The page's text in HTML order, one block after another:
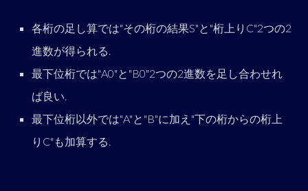
各桁の足し算では"その桁の結果S"と"桁上りC"2つの2
進数が得られる.
最下位桁では"A0"と"B0"2つの2進数を足し合わせれ
ば良い.
最下位桁以外では"A"と"B"に加え"下の桁からの桁上
りC"も加算する.